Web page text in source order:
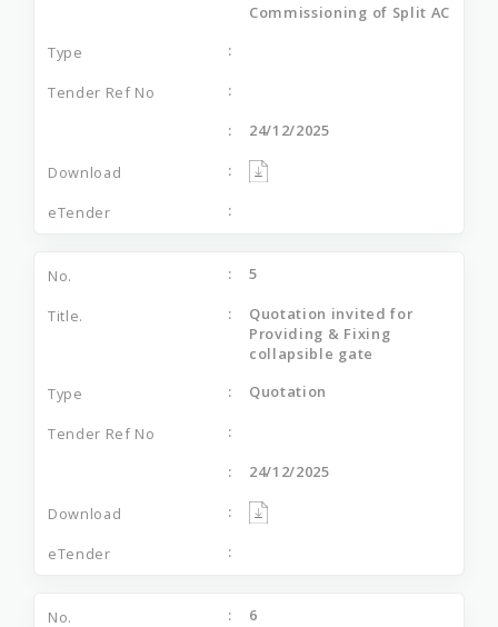
Commissioning of Split AC
24/12/2025
5
Quotation invited for
Providing & Fixing
collapsible gate
Quotation
24/12/2025
6